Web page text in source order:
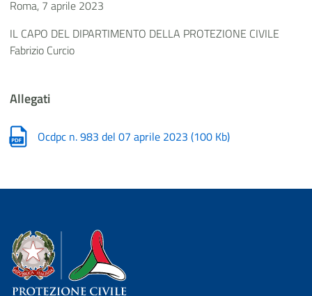
Roma, 7 aprile 2023
IL CAPO DEL DIPARTIMENTO DELLA PROTEZIONE CIVILE
Fabrizio Curcio
Allegati
Ocdpc n. 983 del 07 aprile 2023 (100 Kb)
Dipartimento della Protezione Civile